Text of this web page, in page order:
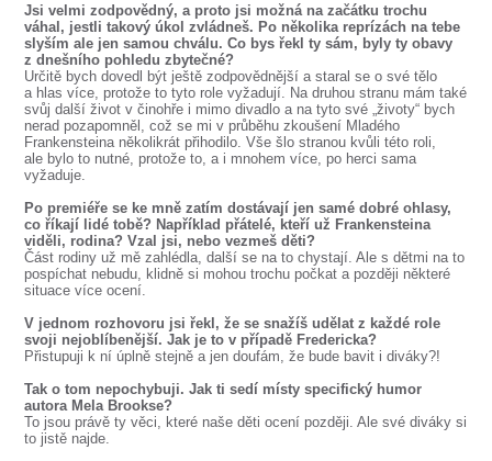
Jsi velmi zodpovědný, a proto jsi možná na začátku trochu
váhal, jestli takový úkol zvládneš. Po několika reprízách na tebe
slyším ale jen samou chválu. Co bys řekl ty sám, byly ty obavy
z dnešního pohledu zbytečné?
Určitě bych dovedl být ještě zodpovědnější a staral se o své tělo
a hlas více, protože to tyto role vyžadují. Na druhou stranu mám také
svůj další život v činohře i mimo divadlo a na tyto své „životy“ bych
nerad pozapomněl, což se mi v průběhu zkoušení Mladého
Frankensteina několikrát přihodilo. Vše šlo stranou kvůli této roli,
ale bylo to nutné, protože to, a i mnohem více, po herci sama
vyžaduje.
Po premiéře se ke mně zatím dostávají jen samé dobré ohlasy,
co říkají lidé tobě? Například přátelé, kteří už Frankensteina
viděli, rodina? Vzal jsi, nebo vezmeš děti?
Část rodiny už mě zahlédla, další se na to chystají. Ale s dětmi na to
pospíchat nebudu, klidně si mohou trochu počkat a později některé
situace více ocení.
V jednom rozhovoru jsi řekl, že se snažíš udělat z každé role
svoji nejoblíbenější. Jak je to v případě Fredericka?
Přistupuji k ní úplně stejně a jen doufám, že bude bavit i diváky?!
Tak o tom nepochybuji. Jak ti sedí místy specifický humor
autora Mela Brookse?
To jsou právě ty věci, které naše děti ocení později. Ale své diváky si
to jistě najde.